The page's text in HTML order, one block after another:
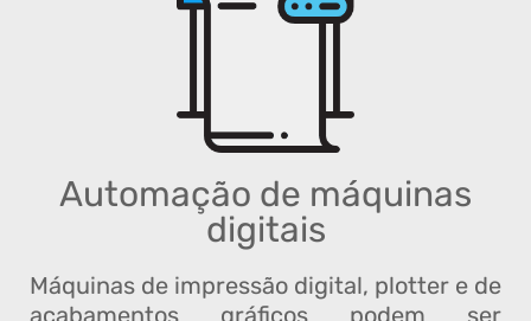
Automação de máquinas
digitais
Máquinas de impressão digital, plotter e de